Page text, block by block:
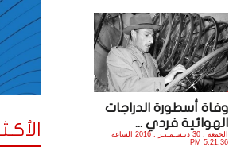
وفاة أسطورة الدراجات
الهوائية فردي ...
الجمعة , 30 ديـسـمـبـر , 2016 الساعة
5:21:36 PM